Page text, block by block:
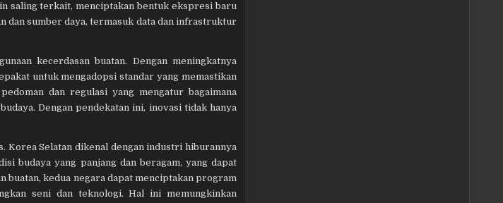
saling terkait, menciptakan bentuk ekspresi baru
dan sumber daya, termasuk data dan infrastruktur
kecerdasan buatan. Dengan meningkatnya
untuk mengadopsi standar yang memastikan
dan regulasi yang mengatur bagaimana
Dengan pendekatan ini, inovasi tidak hanya
Korea Selatan dikenal dengan industri hiburannya
budaya yang panjang dan beragam, yang dapat
buatan, kedua negara dapat menciptakan program
seni dan teknologi. Hal ini memungkinkan